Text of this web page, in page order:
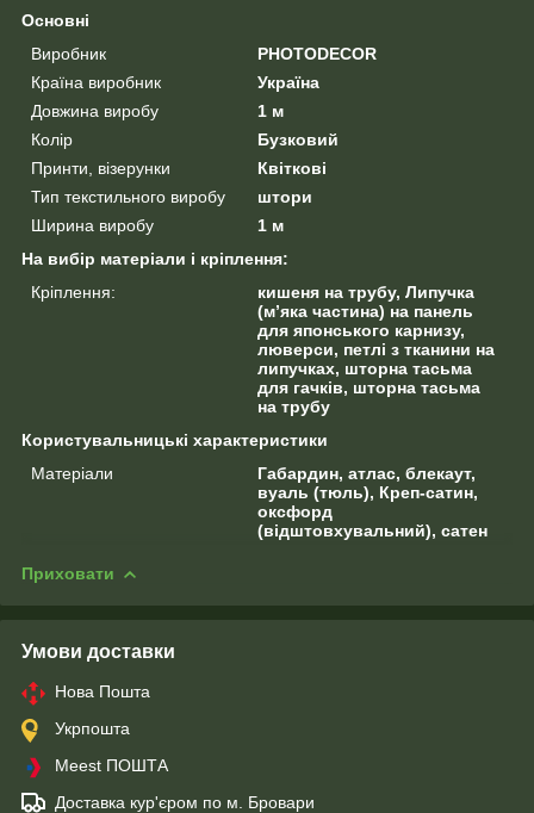
Основні
Виробник
PHOTODECOR
Країна виробник
Україна
Довжина виробу
1 м
Колір
Бузковий
Принти, візерунки
Квіткові
Тип текстильного виробу
штори
Ширина виробу
1 м
На вибір матеріали і кріплення:
Кріплення:
кишеня на трубу, Липучка
(м’яка частина) на панель
для японського карнизу,
люверси, петлі з тканини на
липучках, шторна тасьма
для гачків, шторна тасьма
на трубу
Користувальницькі характеристики
Матеріали
Габардин, атлас, блекаут,
вуаль (тюль), Креп-сатин,
оксфорд
(відштовхувальний), сатен
Приховати
Умови доставки
Нова Пошта
Укрпошта
Meest ПОШТА
Доставка кур'єром по м. Бровари